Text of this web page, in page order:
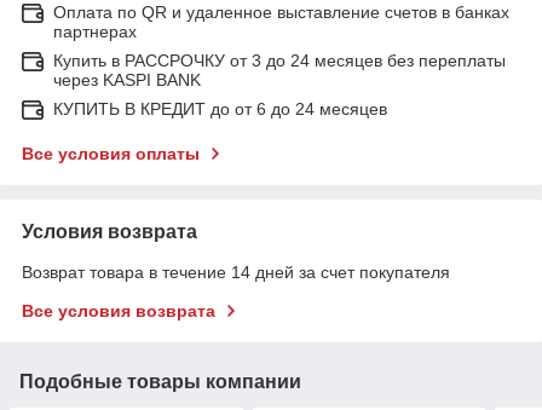
Оплата по QR и удаленное выставление счетов в банках
партнерах
Купить в РАССРОЧКУ от 3 до 24 месяцев без переплаты
через KASPI BANK
КУПИТЬ В КРЕДИТ до от 6 до 24 месяцев
Все условия оплаты
Условия возврата
Возврат товара в течение 14 дней за счет покупателя
Все условия возврата
Подобные товары компании